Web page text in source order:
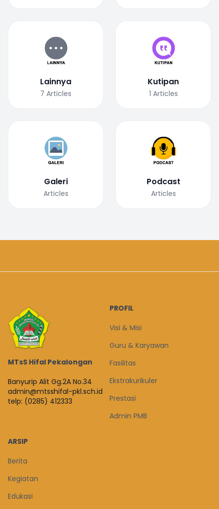
Lainnya
7 Articles
Kutipan
1 Articles
Galeri
Articles
Podcast
Articles
MTsS Hifal Pekalongan
Banyurip Alit Gg.2A No.34
admin@mtsshifal-pkl.sch.id
telp: (0285) 412333
PROFIL
Visi & Misi
Guru & Karyawan
Fasilitas
Ekstrakurikuler
Prestasi
Admin PMB
ARSIP
Berita
Kegiatan
Edukasi